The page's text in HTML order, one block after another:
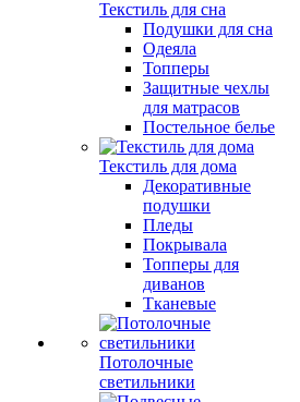
Текстиль для сна
Подушки для сна
Одеяла
Топперы
Защитные чехлы
для матрасов
Постельное белье
Текстиль для дома
Декоративные
подушки
Пледы
Покрывала
Топперы для
диванов
Тканевые
Потолочные
светильники